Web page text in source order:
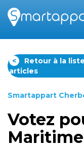
<
Retour à la
articles
Smartappart
Votez
Maritime